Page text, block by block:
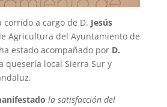
corrido a cargo de D. Jesús
Agricultura del Ayuntamiento de
estado acompañado por D.
quesería local Sierra Sur y
la satisfacción del